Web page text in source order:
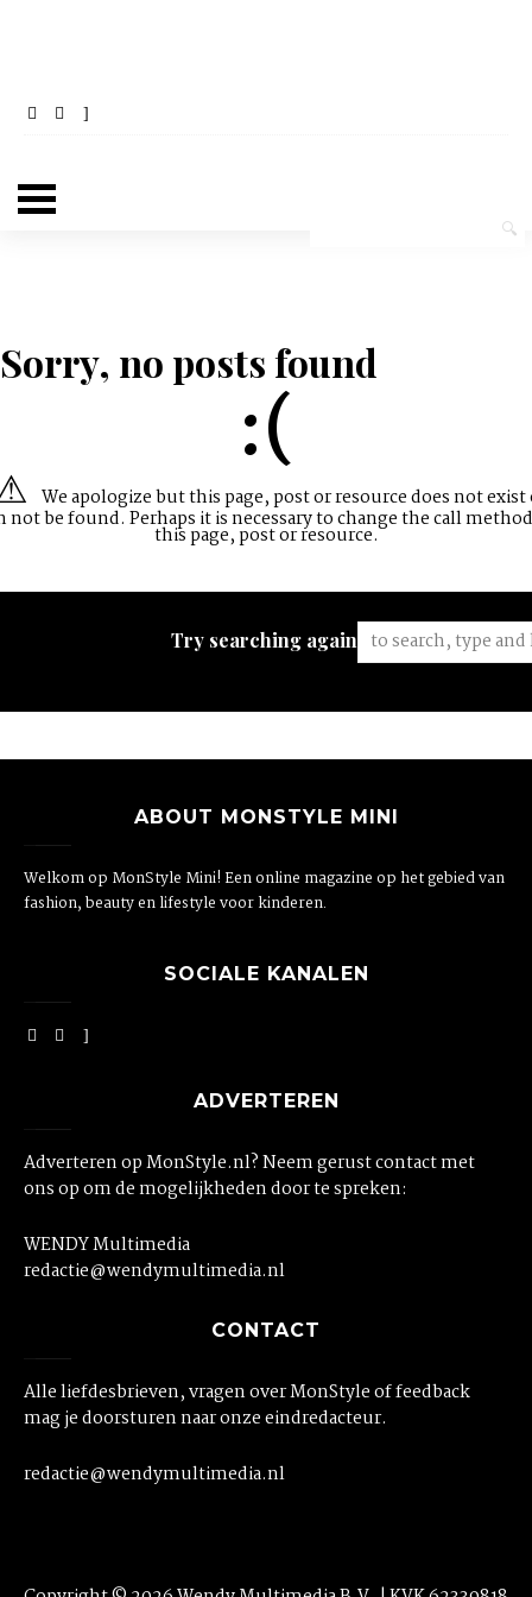
Sorry, no posts found
:(
We apologize but this page, post or resource does not exist
not be found. Perhaps it is necessary to change the call
this page, post or resource.
Try searching again:
ABOUT MONSTYLE MINI
Welkom op MonStyle Mini! Een online magazine op het gebied van
fashion, beauty en lifestyle voor kinderen.
SOCIALE KANALEN
ADVERTEREN
Adverteren op MonStyle.nl? Neem gerust contact met
ons op om de mogelijkheden door te spreken:
WENDY Multimedia
redactie@wendymultimedia.nl
CONTACT
Alle liefdesbrieven, vragen over MonStyle of feedback
mag je doorsturen naar onze eindredacteur.
redactie@wendymultimedia.nl